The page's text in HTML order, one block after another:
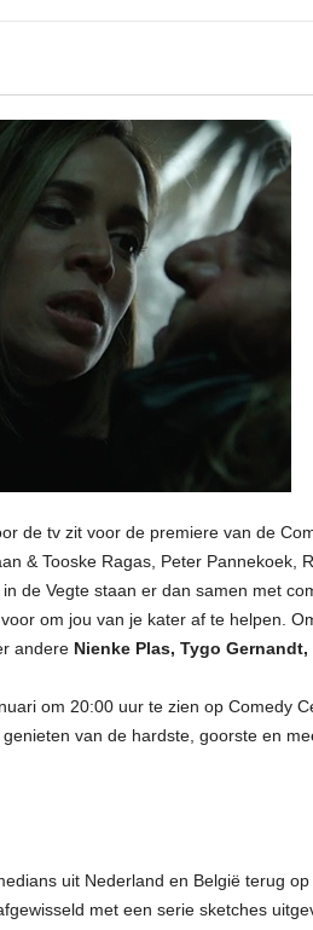
de tv zit voor de premiere van de
& Tooske Ragas, Peter Pannekoek,
de Vegte staan er dan samen met
om jou van je kater af te helpen.
andereNienke Plas, Tygo Gernandt,
om 20:00 uur te zien op Comedy
van de hardste, goorste en
uit Nederland en België terug
met een serie sketches